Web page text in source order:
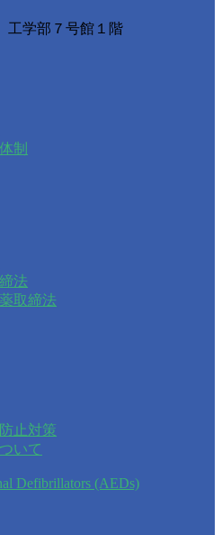
学部７号館１階
制
法
取締法
止対策
いて
Defibrillators (AEDs)